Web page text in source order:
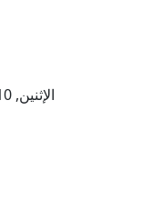
الإثنين, 10 أغسطس 2026 – 27 صفر 1448 هـ